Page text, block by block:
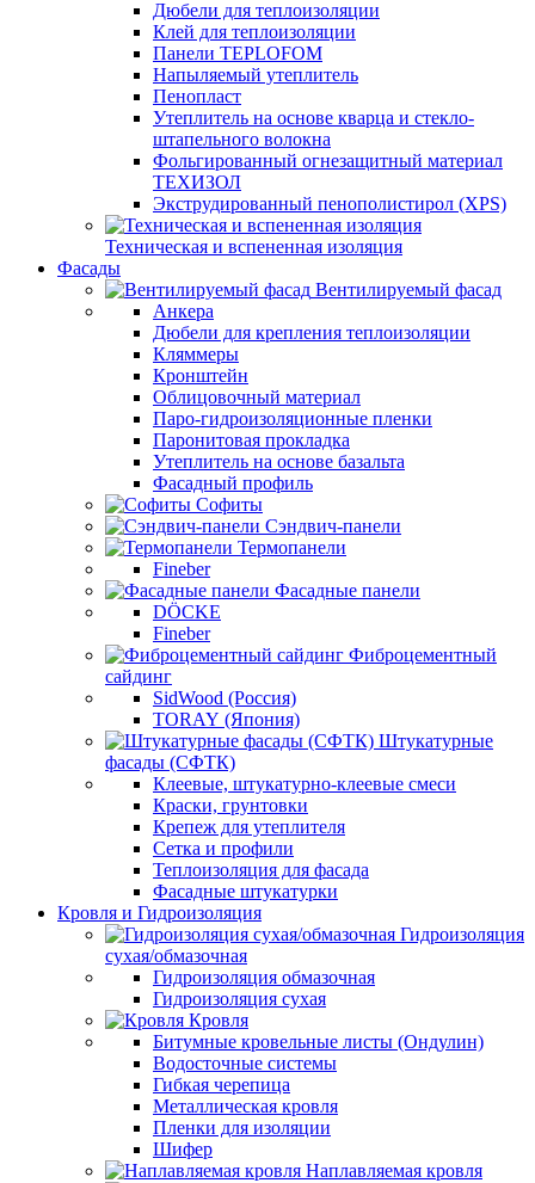
Дюбели для теплоизоляции
Клей для теплоизоляции
Панели TEPLOFOM
Напыляемый утеплитель
Пенопласт
Утеплитель на основе кварца и стекло-
штапельного волокна
Фольгированный огнезащитный материал
ТЕХИЗОЛ
Экструдированный пенополистирол (XPS)
Техническая и вспененная изоляция
Фасады
Вентилируемый фасад
Анкера
Дюбели для крепления теплоизоляции
Кляммеры
Кронштейн
Облицовочный материал
Паро-гидроизоляционные пленки
Паронитовая прокладка
Утеплитель на основе базальта
Фасадный профиль
Софиты
Сэндвич-панели
Термопанели
Fineber
Фасадные панели
DÖCKE
Fineber
Фиброцементный
сайдинг
SidWood (Россия)
TORAY (Япония)
Штукатурные
фасады (СФТК)
Клеевые, штукатурно-клеевые смеси
Краски, грунтовки
Крепеж для утеплителя
Сетка и профили
Теплоизоляция для фасада
Фасадные штукатурки
Кровля и Гидроизоляция
Гидроизоляция
сухая/обмазочная
Гидроизоляция обмазочная
Гидроизоляция сухая
Кровля
Битумные кровельные листы (Ондулин)
Водосточные системы
Гибкая черепица
Металлическая кровля
Пленки для изоляции
Шифер
Наплавляемая кровля